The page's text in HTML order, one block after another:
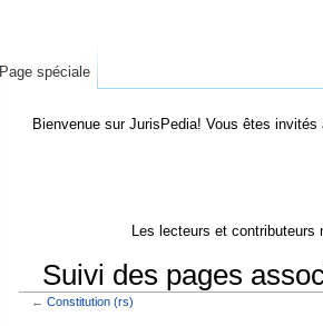
Bienvenue sur JurisPedia! Vous êtes invités
Les lecteurs et contributeurs
Suivi des pages
← Constitution (rs)
Page spéciale